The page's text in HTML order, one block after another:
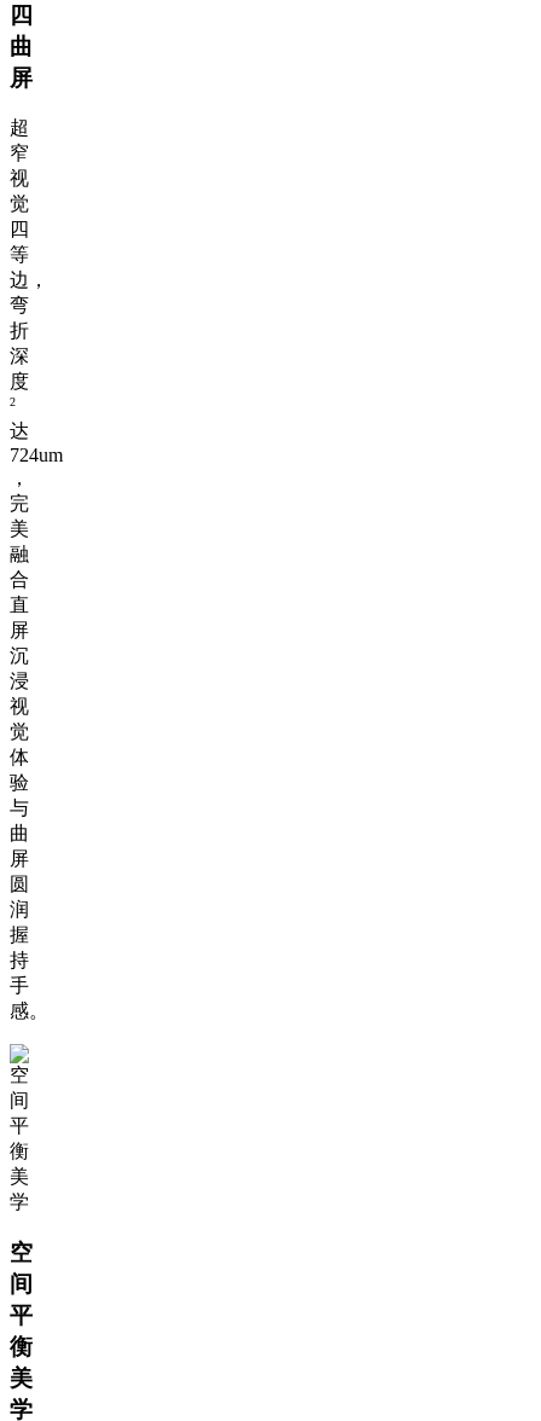
四
曲
屏
超
窄
视
觉
四
等
边，
弯
折
深
度
2
达
724um
，
完
美
融
合
直
屏
沉
浸
视
觉
体
验
与
曲
屏
圆
润
握
持
手
感。
空
间
平
衡
美
学